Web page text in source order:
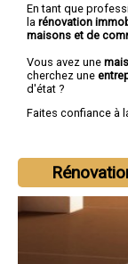
En tant que
la rénovation
maisons et de
Vous avez une
cherchez une
d'état ?
Faites confiance à